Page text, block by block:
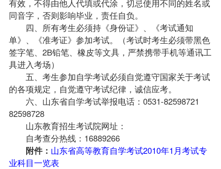
有效，不得由他人代填或代涂，切忌使用不同的姓名或
同音字，否则影响毕业，责任自负。
四、所有考生必须持《身份证》、《考试通知
单》、《准考证》参加考试。（考试时考生必须带黑色
签字笔、2B铅笔、橡皮等文具，严禁携带手机等通讯工
具进入考场）
五、考生参加自学考试必须自觉遵守国家关于考试
的各项规定，自觉遵守考试纪律，诚信应考。
六、山东省自学考试举报电话：0531-82598721
82598728
山东教育招生考试院网址：
自考查分热线：16889266
附件： 山东省高等教育自学考试2010年1月考试专
业科目一览表